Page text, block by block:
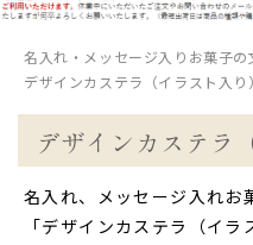
名入れ・メッセージ入りお菓子の
デザインカステラ（イラスト入り
デザインカステラ
名入れ、メッセージ入れお
「デザインカステラ（イラ